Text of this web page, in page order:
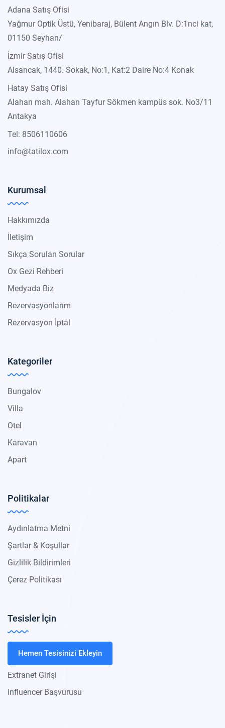
Adana Satış Ofisi
Yağmur Optik Üstü, Yenibaraj, Bülent Angın Blv. D:1nci kat,
01150 Seyhan/
İzmir Satış Ofisi
Alsancak, 1440. Sokak, No:1, Kat:2 Daire No:4 Konak
Hatay Satış Ofisi
Alahan mah. Alahan Tayfur Sökmen kampüs sok. No3/11
Antakya
Tel: 8506110606
info@tatilox.com
Kurumsal
Hakkımızda
İletişim
Sıkça Sorulan Sorular
Ox Gezi Rehberi
Medyada Biz
Rezervasyonlarım
Rezervasyon İptal
Kategoriler
Bungalov
Villa
Otel
Karavan
Apart
Politikalar
Aydınlatma Metni
Şartlar & Koşullar
Gizlilik Bildirimleri
Çerez Politikası
Tesisler İçin
Hemen Tesisinizi Ekleyin
Extranet Girişi
Influencer Başvurusu